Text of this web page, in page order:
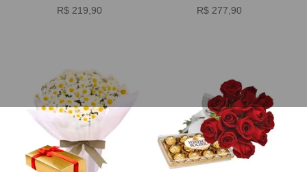
R$ 219,90 R$ 277,90